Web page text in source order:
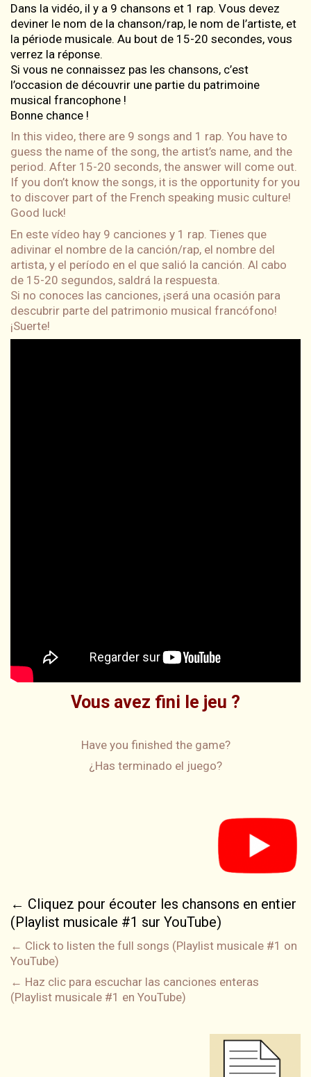
Dans la vidéo, il y a 9 chansons et 1 rap. Vous devez
deviner le nom de la chanson/rap, le nom de l’artiste, et
la période musicale. Au bout de 15-20 secondes, vous
verrez la réponse.
Si vous ne connaissez pas les chansons, c’est
l’occasion de découvrir une partie du patrimoine
musical francophone !
Bonne chance !
In this video, there are 9 songs and 1 rap. You have to
guess the name of the song, the artist’s name, and the
period. After 15-20 seconds, the answer will come out.
If you don’t know the songs, it is the opportunity for you
to discover part of the French speaking music culture!
Good luck!
En este vídeo hay 9 canciones y 1 rap. Tienes que
adivinar el nombre de la canción/rap, el nombre del
artista, y el período en el que salió la canción. Al cabo
de 15-20 segundos, saldrá la respuesta.
Si no conoces las canciones, ¡será una ocasión para
descubrir parte del patrimonio musical francófono!
¡Suerte!
Vous avez fini le jeu ?
Have you finished the game?
¿Has terminado el juego?
← Cliquez pour écouter les chansons en entier
(Playlist musicale #1 sur YouTube)
← Click to listen the full songs (Playlist musicale #1 on
YouTube)
← Haz clic para escuchar las canciones enteras
(Playlist musicale #1 en YouTube)